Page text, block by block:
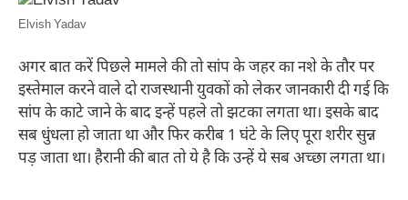
Elvish Yadav
अगर बात करें पिछले मामले की तो सांप के जहर का नशे के तौर पर
इस्तेमाल करने वाले दो राजस्थानी युवकों को लेकर जानकारी दी गई कि
सांप के काटे जाने के बाद इन्हें पहले तो झटका लगता था। इसके बाद
सब धुंधला हो जाता था और फिर करीब 1 घंटे के लिए पूरा शरीर सुन्न
पड़ जाता था। हैरानी की बात तो ये है कि उन्हें ये सब अच्छा लगता था।